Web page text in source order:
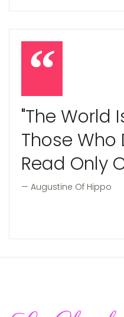
"The World
Those Who
Read Only
Augustine Of Hippo